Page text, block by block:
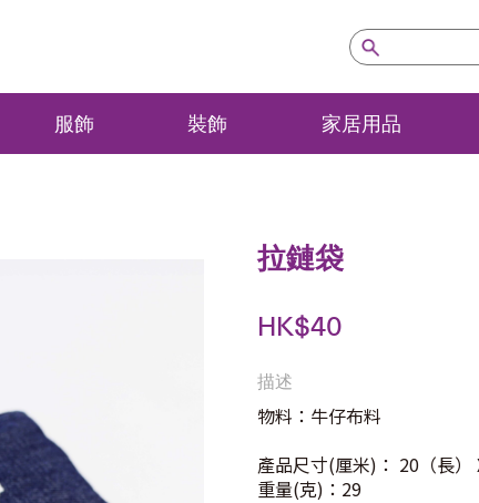
服飾 裝飾 家居用品
拉鏈袋
HK$40
描述
物料：牛仔布料
產品尺寸(厘米)： 20（長）
重量(克)：29